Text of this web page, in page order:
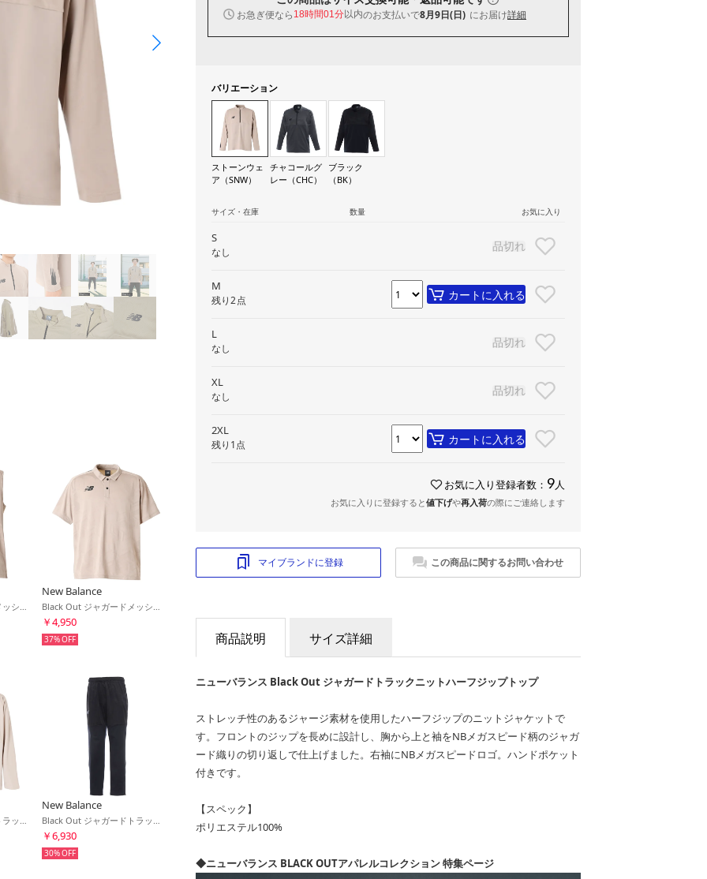
New Balance
￥4,950
37%
New Balance
￥6,930
30%
お急ぎ便なら 18時間01分以内のお支払いで8月9日(日) にお届け詳細
バリエーション
ストーンウェ
ア（SNW）
チャコールグ
レー（CHC）
ブラック
（BK）
サイズ・在庫 数量 お気に入り
S
なし 品切れ
M
残り2点 カートに入れる
L
なし 品切れ
XL
なし 品切れ
2XL
残り1点 カートに入れる
お気に入り登録者数： 9 人
お気に入りに登録すると値下げや再入荷の際にご連絡します
マイブランドに登録 この商品に関するお問い合わせ
商品説明 サイズ詳細
ニューバランス Black Out ジャガードトラックニットハーフジップトップ
ストレッチ性のあるジャージ素材を使用したハーフジップのニットジャケットで
す。フロントのジップを長めに設計し、胸から上と袖をNBメガスピード柄のジャガ
ード織りの切り返しで仕上げました。右袖にNBメガスピードロゴ。ハンドポケット
付きです。
【スペック】
ポリエステル100%
◆ニューバランス BLACK OUTアパレルコレクション 特集ページ